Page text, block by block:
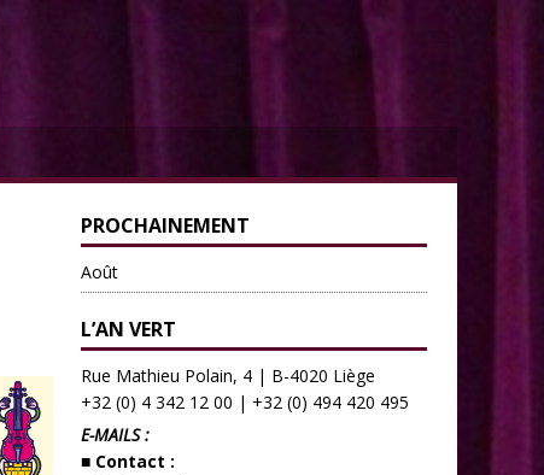
PROCHAINEMENT
Août
L’AN VERT
Rue Mathieu Polain, 4 | B-4020 Liège
+32 (0) 4 342 12 00 | +32 (0) 494 420 495
E-MAILS :
■ Contact :